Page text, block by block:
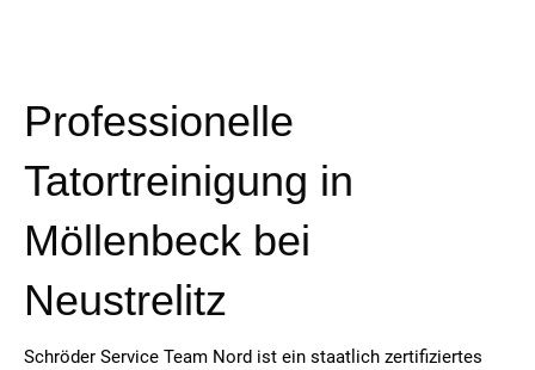
Professionelle
Tatortreinigung in
Möllenbeck bei
Neustrelitz
Schröder Service Team Nord ist ein staatlich zertifiziertes